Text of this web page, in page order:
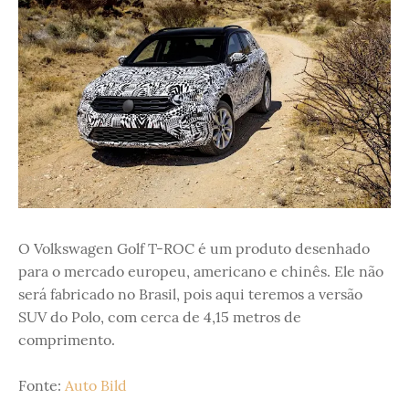
O Volkswagen Golf T-ROC é um produto desenhado
para o mercado europeu, americano e chinês. Ele não
será fabricado no Brasil, pois aqui teremos a versão
SUV do Polo, com cerca de 4,15 metros de
comprimento.
Fonte: Auto Bild